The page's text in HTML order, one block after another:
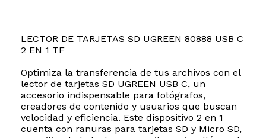
LECTOR DE TARJETAS SD UGREEN 80888 USB C
2 EN 1 TF
Optimiza la transferencia de tus archivos con el
lector de tarjetas SD UGREEN USB C, un
accesorio indispensable para fotógrafos,
creadores de contenido y usuarios que buscan
velocidad y eficiencia. Este dispositivo 2 en 1
cuenta con ranuras para tarjetas SD y Micro SD,